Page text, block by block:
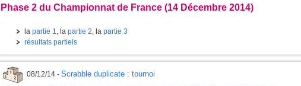
Phase 2 du Championnat de France (14 Décembre 2014)
la partie 1 , la partie 2 , la partie 3
résultats partiels
08/12/14 - Scrabble duplicate : tournoi